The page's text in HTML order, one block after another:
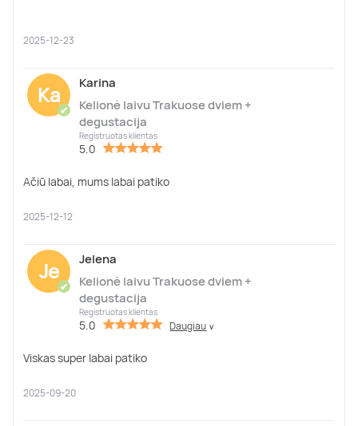
2025-12-23
Ka
✔
Karina
Kelionė laivu Trakuose dviem +
degustacija
Registruotas klientas
5.0
Ačiū labai, mums labai patiko
2025-12-12
Je
✔
Jelena
Kelionė laivu Trakuose dviem +
degustacija
Registruotas klientas
5.0 Daugiau ∨
Viskas super labai patiko
2025-09-20